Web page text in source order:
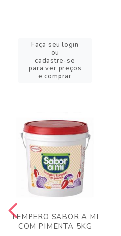
Faça seu login
ou
cadastre-se
para ver preços
e comprar
TEMPERO SABOR A MI
COM PIMENTA 5KG